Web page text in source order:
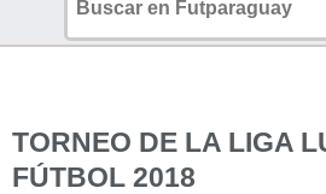
TORNEO DE LA LIGA
FÚTBOL 2018